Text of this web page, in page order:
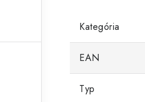
Kategória
EAN
Typ